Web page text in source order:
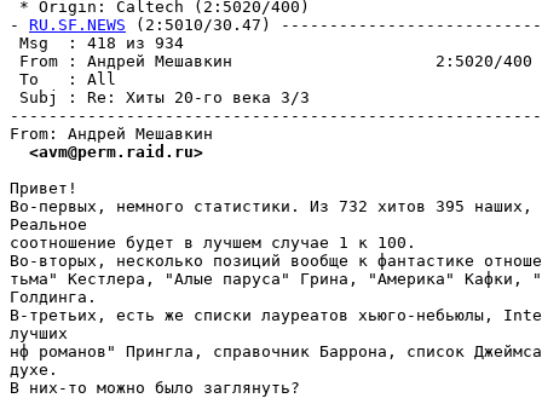
* Origin: Caltech (2:5020/400)
- RU.SF.NEWS (2:5010/30.47)
Msg  : 418
From : Андрей Мешавкин                     2:5020/400
To   : All
Subj : Re: Хиты 20-
  <avm@perm.raid.ru>
Привет!
Во-первых, немного статистики. Из 732 хитов 395 наших,
Реальное
соотношение будет в лучшем случае 1 к 100.
Во-вторых, несколько позиций вообще к фантастике
тьма" Кестлера, "Алые паруса" Грина, "Америка" Кафки,
Голдинга.
В-третьих, есть же списки лауреатов хьюго-небьюлы,
лучших
нф романов" Прингла, справочник Баррона, список
духе.
В них-то можно было заглянуть?